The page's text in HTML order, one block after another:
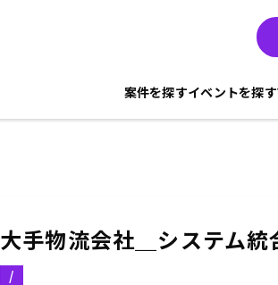
案件を探すイベントを探す
大手物流会社＿システム統
/